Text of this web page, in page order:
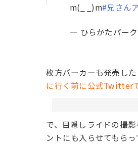
m(_ _)m#兄さん
— ひらかたパー
枚方パーカーも発売し
に行く前に公式Twitter
で、目隠しライドの撮
ントにも入らせてもらっ